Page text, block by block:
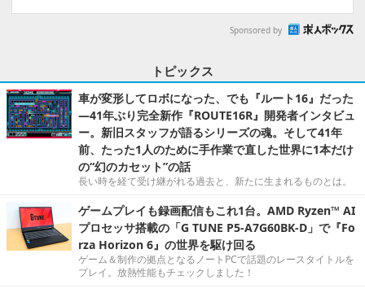
Sponsored by
トピックス
車が変形してロボになった、でも『ルート16』だった
―41年ぶり完全新作『ROUTE16R』開発者インタビュ
ー。新旧スタッフが語るシリーズの魂。そして41年
前、たった1人のために手作業で直した世界に1本だけ
の“幻のカセット”の話
長い時を経て受け継がれる過去と、新たに生まれるものとは。
ゲームプレイも録画配信もこれ1台。AMD Ryzen™ AI
プロセッサ搭載の「G TUNE P5-A7G60BK-D」で『Fo
rza Horizon 6』の世界を駆け回る
ゲーム＆制作の拠点となるノートPCで話題のレースタイトルを
プレイ。放熱性能もチェックしました！